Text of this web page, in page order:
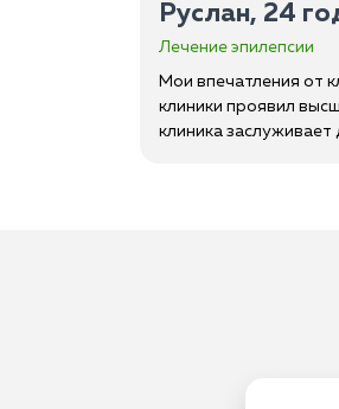
Руслан, 24
Лечение эпилепсии
Мои впечатления от
клиники проявил
клиника заслуживает